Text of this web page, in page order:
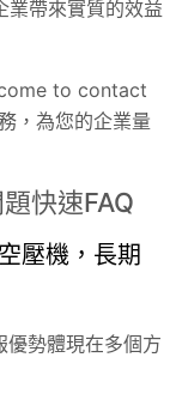
業帶來實質的效益
to contact
，為您的企業量
快速FAQ
壓機，長期
勢體現在多個方